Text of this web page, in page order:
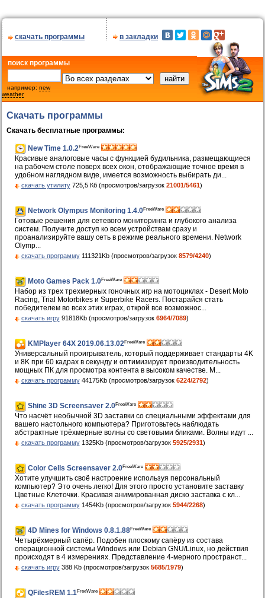
скачать программы в закладки
поиск программы
например: new
weather
Скачать программы
Скачать бесплатные программы:
New Time 1.0.2FreeWare
Красивые аналоговые часы с функцией будильника, размещающиеся
на рабочем столе поверх всех окон, отображающие точное время в
удобном наглядном виде, имеется возможность выбирать ди...
скачать утилиту725,5 Кб (просмотров/загрузок 21001/5461)
Network Olympus Monitoring 1.4.0FreeWare
Готовые решения для сетевого мониторинга и глубокого анализа
систем. Получите доступ ко всем устройствам сразу и
проанализируйте вашу сеть в режиме реального времени. Network
Olymp...
скачать программу111321Kb (просмотров/загрузок 8579/4240)
Moto Games Pack 1.0FreeWare
Набор из трех трехмерных гоночных игр на мотоциклах - Desert Moto
Racing, Trial Motorbikes и Superbike Racers. Постарайся стать
победителем во всех этих играх, открой все возможнос...
скачать игру91818Kb (просмотров/загрузок 6964/7089)
KMPlayer 64X 2019.06.13.02FreeWare
Универсальный проигрыватель, который поддерживает стандарты 4K
и 8K при 60 кадрах в секунду и оптимизирует производительность
мощных ПК для просмотра контента в высоком качестве. М...
скачать программу44175Kb (просмотров/загрузок 6224/2792)
Shine 3D Screensaver 2.0FreeWare
Что насчёт необычной 3D заставки со специальными эффектами для
вашего настольного компьютера? Приготовьтесь наблюдать
абстрактные трёхмерные волны со световыми бликами. Волны идут ...
скачать программу1325Kb (просмотров/загрузок 5925/2931)
Color Cells Screensaver 2.0FreeWare
Хотите улучшить своё настроение используя персональный
компьютер? Это очень легко! Для этого просто установите заставку
Цветные Клеточки. Красивая анимированная диско заставка с кл...
скачать программу1454Kb (просмотров/загрузок 5944/2268)
4D Mines for Windows 0.8.1.88FreeWare
Четырёхмерный сапёр. Подобен плоскому сапёру из состава
операционной системы Windows или Debian GNU/Linux, но действия
происходят в 4 измерениях. Представление 4-мерного пространст...
скачать игру388 Kb (просмотров/загрузок 5685/1979)
QFilesREM 1.1FreeWare